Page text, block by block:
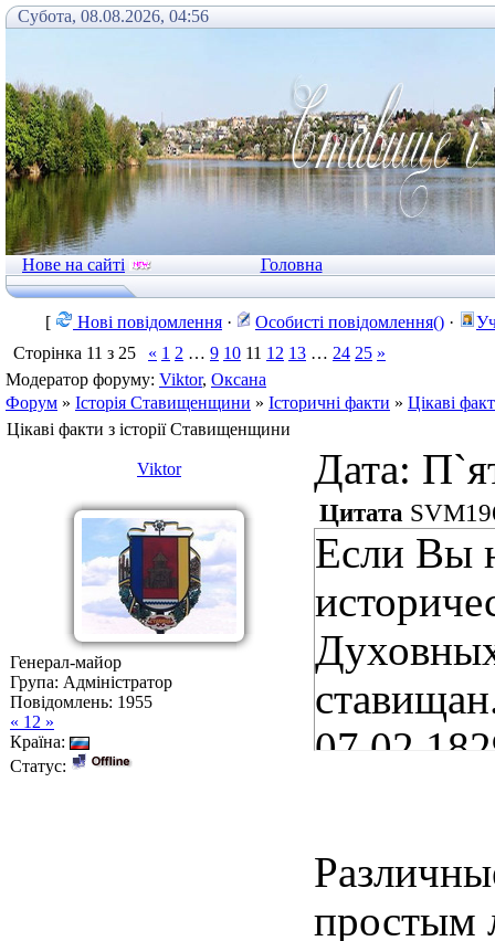
Субота, 08.08.2026, 04:56
Нове на сайті Головна
[ Нові повідомлення · Особисті повідомлення() ·
Сторінка 11 з 25 « 1 2 … 9 10 11 12 13 … 24 25 »
Модератор форуму: Viktor, Оксана
Форум » Історія Ставищенщини » Історичні факти » Цікаві
Цікаві факти з історії Ставищенщини
Viktor Дата:
Генерал-майор
Група: Адміністратор
Повідомлень: 1955
« 12 »
Країна:
Статус:
Цитата
Если Вы
всего, в
простым